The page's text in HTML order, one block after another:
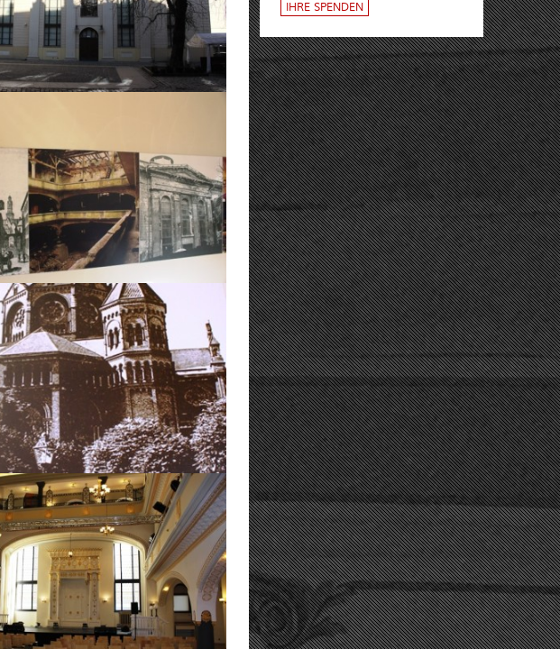
IHRE SPENDEN